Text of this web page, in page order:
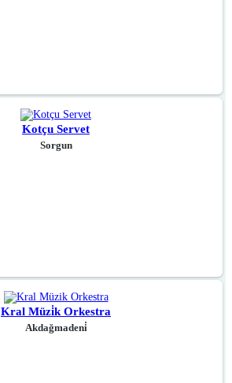
Kotçu Servet
Sorgun
Kral Müzi̇k Orkestra
Akdağmadeni̇